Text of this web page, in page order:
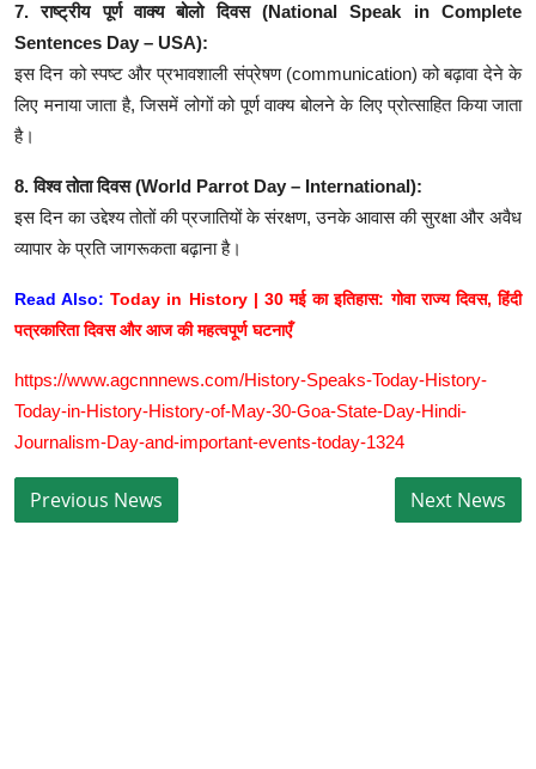
7. राष्ट्रीय पूर्ण वाक्य बोलो दिवस (National Speak in Complete
Sentences Day – USA):
इस दिन को स्पष्ट और प्रभावशाली संप्रेषण (communication) को बढ़ावा देने के
लिए मनाया जाता है, जिसमें लोगों को पूर्ण वाक्य बोलने के लिए प्रोत्साहित किया जाता
है।
8. विश्व तोता दिवस (World Parrot Day – International):
इस दिन का उद्देश्य तोतों की प्रजातियों के संरक्षण, उनके आवास की सुरक्षा और अवैध
व्यापार के प्रति जागरूकता बढ़ाना है।
Read Also: Today in History | 30 मई का इतिहास: गोवा राज्य दिवस, हिंदी
पत्रकारिता दिवस और आज की महत्वपूर्ण घटनाएँ
https://www.agcnnnews.com/History-Speaks-Today-History-
Today-in-History-History-of-May-30-Goa-State-Day-Hindi-
Journalism-Day-and-important-events-today-1324